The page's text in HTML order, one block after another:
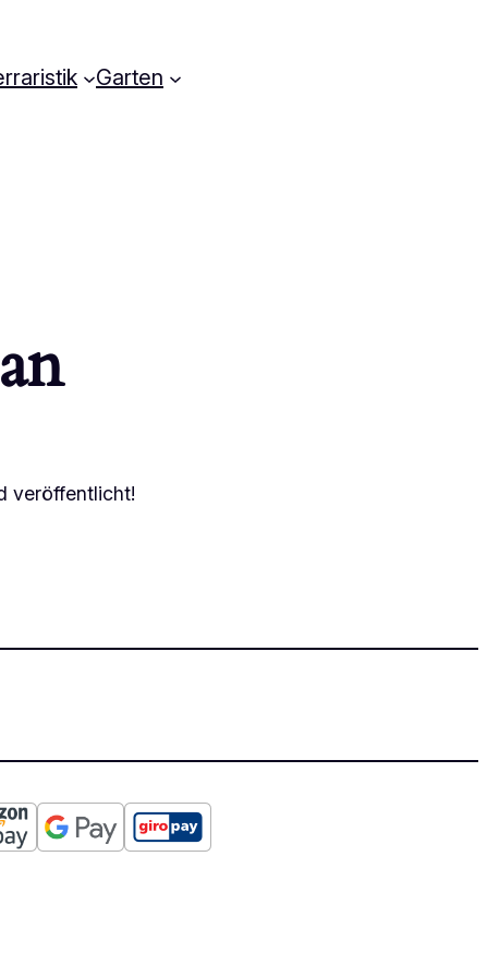
Garten
veröffentlicht!